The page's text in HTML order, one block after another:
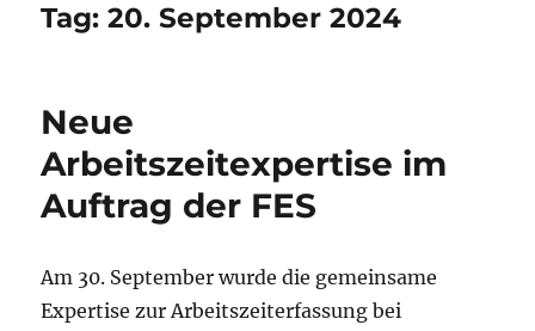
Tag:20. September 2024
Neue
Arbeitszeitexpertise im
Auftrag der FES
Am 30. September wurde die gemeinsame
Expertise zur Arbeitszeiterfassung bei